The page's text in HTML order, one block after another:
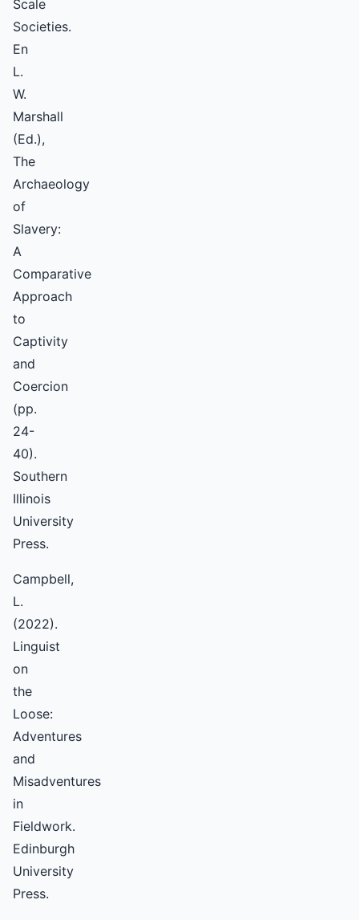
Scale
Societies.
En
L.
W.
Marshall
(Ed.),
The
Archaeology
of
Slavery:
A
Comparative
Approach
to
Captivity
and
Coercion
(pp.
24-
40).
Southern
Illinois
University
Press.
Campbell,
L.
(2022).
Linguist
on
the
Loose:
Adventures
and
Misadventures
in
Fieldwork.
Edinburgh
University
Press.